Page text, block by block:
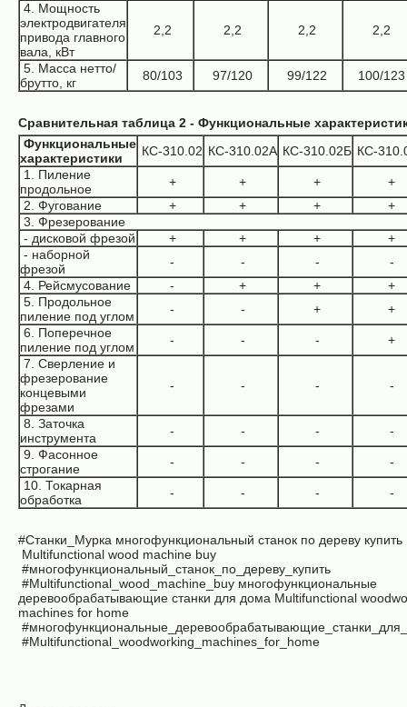
4. Мощность
электродвигателя
привода главного
вала, кВт
2,2 2,2 2,2 2,2
5. Масса нетто/
брутто, кг
80/103 97/120 99/122 100/123
Сравнительная таблица 2 - Функциональные
Функциональные
характеристики
КС-310.02 КС-310.02А КС-310.02Б КС-
1. Пиление
продольное
+ + +
+
2. Фугование
+ + +
+
3. Фрезерование
- дисковой фрезой
+ + +
+
- наборной
фрезой
- - -
-
4. Рейсмусование
- + +
+
5. Продольное
пиление под углом
- - +
+
6. Поперечное
пиление под углом
- - -
+
7. Сверление и
фрезерование
концевыми
фрезами
- - - -
8. Заточка
инструмента
- - -
-
9. Фасонное
строгание
- - -
-
10. Токарная
обработка
- - - -
#Станки_Мурка многофункциональный станок по дереву купить
Multifunctional wood machine buy
#многофункциональный_станок_по_дереву_купить
#Multifunctional_wood_machine_buy многофункциональные
деревообрабатывающие станки для дома Multifunctional
machines for home
#Multifunctional_woodworking_machines_for_home